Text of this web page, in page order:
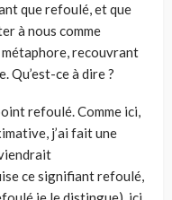
que refoulé, et que
à nous comme
recouvrant
Qu’est-ce à dire ?
refoulé. Comme ici,
j’ai fait une
ce signifiant refoulé,